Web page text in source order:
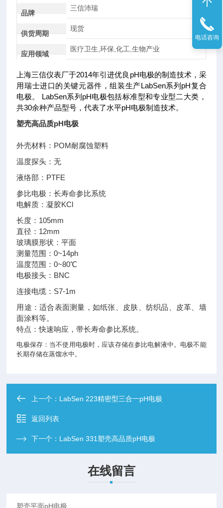
品牌
三信沛瑞
供货周期
现货
应用领域
医疗卫生,环保,化工,生物产业
上海三信仪表厂于2014年引进优良pH电极的制造技术，采
用瑞士进口的关键元器件，组装生产LabSen系列pH复合
电极。 LabSen系列pH电极包括标准型和专业型二大类，
共30余种产品型号，代表了水平pH电极制造技术。
塑壳高品质pH电极
外壳材料：POM耐腐蚀塑料
温度探头：无
液络部：PTFE
参比电极：长寿命参比系统
电解质：凝胶KCl
长度：105mm
直径：12mm
玻璃膜形状：平面
测量范围：0~14ph
温度范围：0~80℃
电极接头：BNC
连接电缆：S7-1m
用途：适合表面测量，如纸张、皮肤、纺织品、皮革、墙
面涂料等。
特点：快速响应，带长寿命参比系统。
电极保存：当不使用电极时，应该存储在参比电解液中。电极不能
长期存储在蒸馏水中。
上一个： LabSen 223精密型三合一pH电极
返回列表
下一个： LabSen 331塑壳高品质pH电极
在线留言
电话咨询